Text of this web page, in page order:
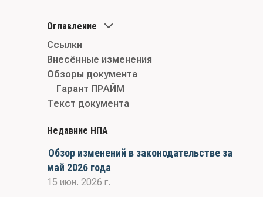
Оглавление
Ссылки
Внесённые изменения
Обзоры документа
Гарант ПРАЙМ
Текст документа
Недавние НПА
Обзор изменений в законодательстве за
май 2026 года
15 июн. 2026 г.